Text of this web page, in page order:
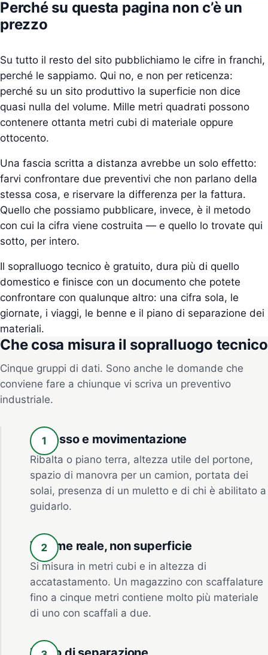
Perché su questa pagina non c’è un
prezzo
Su tutto il resto del sito pubblichiamo le cifre in franchi,
perché le sappiamo. Qui no, e non per reticenza:
perché su un sito produttivo la superficie non dice
quasi nulla del volume. Mille metri quadrati possono
contenere ottanta metri cubi di materiale oppure
ottocento.
Una fascia scritta a distanza avrebbe un solo effetto:
farvi confrontare due preventivi che non parlano della
stessa cosa, e riservare la differenza per la fattura.
Quello che possiamo pubblicare, invece, è il metodo
con cui la cifra viene costruita — e quello lo trovate qui
sotto, per intero.
Il sopralluogo tecnico è gratuito, dura più di quello
domestico e finisce con un documento che potete
confrontare con qualunque altro: una cifra sola, le
giornate, i viaggi, le benne e il piano di separazione dei
materiali.
Che cosa misura il sopralluogo tecnico
Cinque gruppi di dati. Sono anche le domande che
conviene fare a chiunque vi scriva un preventivo
industriale.
Accesso e movimentazione
Ribalta o piano terra, altezza utile del portone,
spazio di manovra per un camion, portata dei
solai, presenza di un muletto e di chi è abilitato a
guidarlo.
Volume reale, non superficie
Si misura in metri cubi e in altezza di
accatastamento. Un magazzino con scaffalature
fino a cinque metri contiene molto più materiale
di uno con scaffali a due.